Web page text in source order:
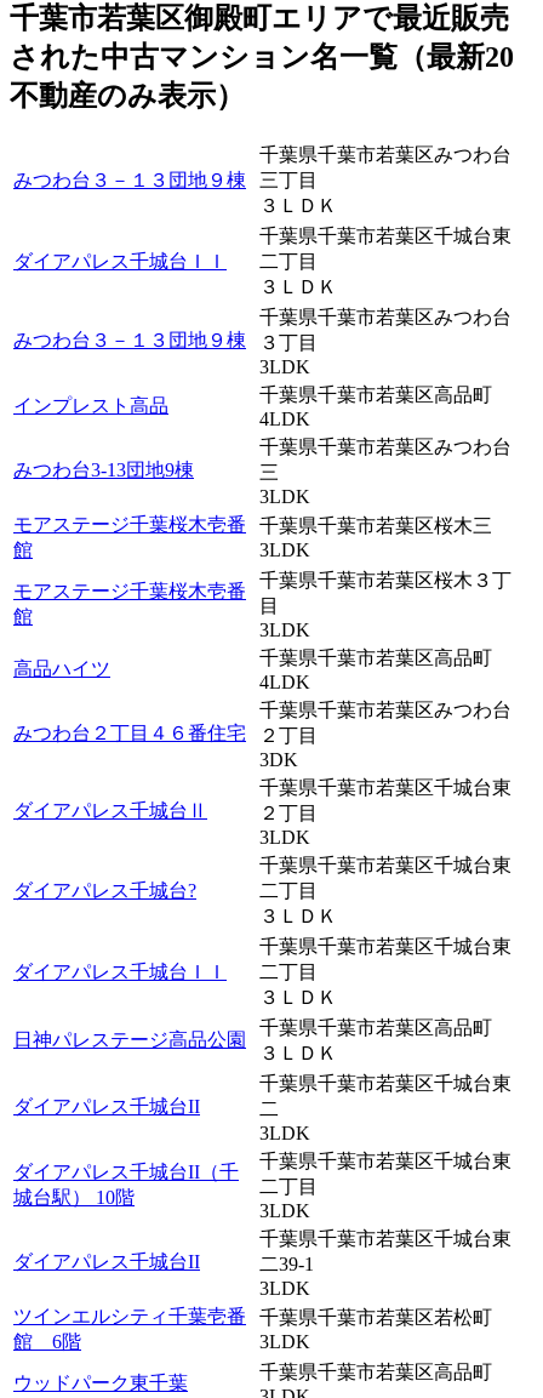
千葉市若葉区御殿町エリアで最近販売
された中古マンション名一覧（最新20
不動産のみ表示）
みつわ台３－１３団地９棟
千葉県千葉市若葉区みつわ台
三丁目
３ＬＤＫ
ダイアパレス千城台ＩＩ
千葉県千葉市若葉区千城台東
二丁目
３ＬＤＫ
みつわ台３－１３団地９棟
千葉県千葉市若葉区みつわ台
３丁目
3LDK
インプレスト高品
千葉県千葉市若葉区高品町
4LDK
みつわ台3-13団地9棟
千葉県千葉市若葉区みつわ台
三
3LDK
モアステージ千葉桜木壱番
館
千葉県千葉市若葉区桜木三
3LDK
モアステージ千葉桜木壱番
館
千葉県千葉市若葉区桜木３丁
目
3LDK
高品ハイツ
千葉県千葉市若葉区高品町
4LDK
みつわ台２丁目４６番住宅
千葉県千葉市若葉区みつわ台
２丁目
3DK
ダイアパレス千城台Ⅱ
千葉県千葉市若葉区千城台東
２丁目
3LDK
ダイアパレス千城台?
千葉県千葉市若葉区千城台東
二丁目
３ＬＤＫ
ダイアパレス千城台ＩＩ
千葉県千葉市若葉区千城台東
二丁目
３ＬＤＫ
日神パレステージ高品公園
千葉県千葉市若葉区高品町
３ＬＤＫ
ダイアパレス千城台II
千葉県千葉市若葉区千城台東
二
3LDK
ダイアパレス千城台II（千
城台駅） 10階
千葉県千葉市若葉区千城台東
二丁目
3LDK
ダイアパレス千城台II
千葉県千葉市若葉区千城台東
二39-1
3LDK
ツインエルシティ千葉壱番
館 6階
千葉県千葉市若葉区若松町
3LDK
ウッドパーク東千葉
千葉県千葉市若葉区高品町